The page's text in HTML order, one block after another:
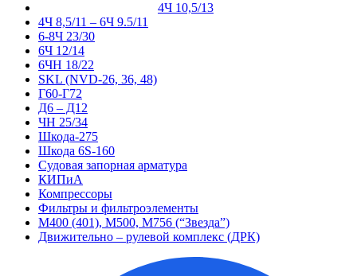
4Ч 10,5/13
4Ч 8,5/11 – 6Ч 9.5/11
6-8Ч 23/30
6Ч 12/14
6ЧН 18/22
SKL (NVD-26, 36, 48)
Г60-Г72
Д6 – Д12
ЧН 25/34
Шкода-275
Шкода 6S-160
Судовая запорная арматура
КИПиА
Компрессоры
Фильтры и фильтроэлементы
М400 (401), М500, М756 (“Звезда”)
Движительно – рулевой комплекс (ДРК)